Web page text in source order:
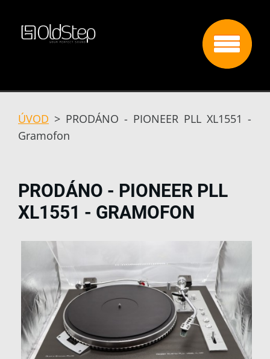
ÚVOD > PRODÁNO - PIONEER PLL XL1551 -
Gramofon
PRODÁNO - PIONEER PLL
XL1551 - GRAMOFON